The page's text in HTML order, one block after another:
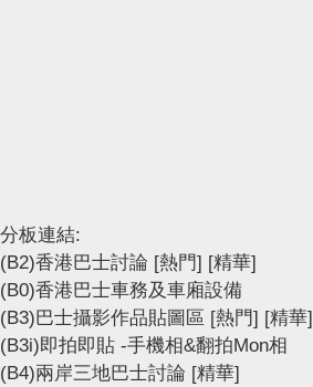
分板連結:
(B2)香港巴士討論 [熱門] [精華]
(B0)香港巴士車務及車廂設備
(B3)巴士攝影作品貼圖區 [熱門] [精華]
(B3i)即拍即貼 -手機相&翻拍Mon相
(B4)兩岸三地巴士討論 [精華]